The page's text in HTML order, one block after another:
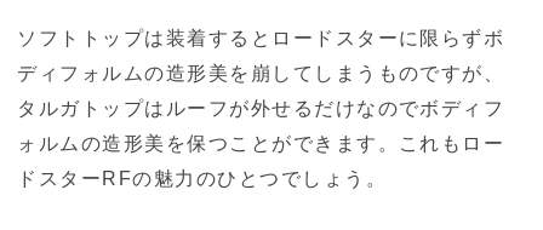
ソフトトップは装着するとロードスターに限らずボ
ディフォルムの造形美を崩してしまうものですが、
タルガトップはルーフが外せるだけなのでボディフ
ォルムの造形美を保つことができます。これもロー
ドスターRFの魅力のひとつでしょう。